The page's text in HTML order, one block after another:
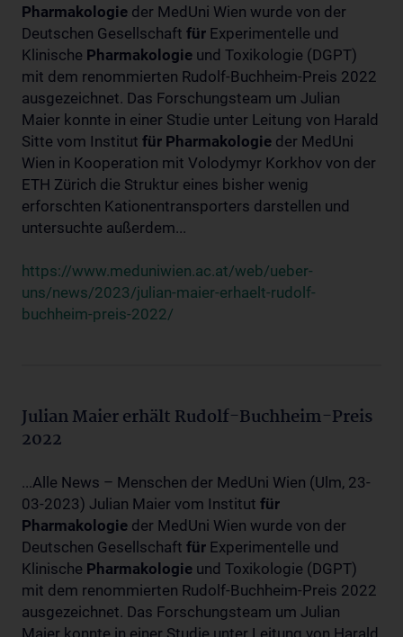
Pharmakologie der MedUni Wien wurde von der
Deutschen Gesellschaft für Experimentelle und
Klinische Pharmakologie und Toxikologie (DGPT)
mit dem renommierten Rudolf-Buchheim-Preis 2022
ausgezeichnet. Das Forschungsteam um Julian
Maier konnte in einer Studie unter Leitung von Harald
Sitte vom Institut für Pharmakologie der MedUni
Wien in Kooperation mit Volodymyr Korkhov von der
ETH Zürich die Struktur eines bisher wenig
erforschten Kationentransporters darstellen und
untersuchte außerdem...
https://www.meduniwien.ac.at/web/ueber-
uns/news/2023/julian-maier-erhaelt-rudolf-
buchheim-preis-2022/
Julian Maier erhält Rudolf-Buchheim-Preis
2022
...Alle News – Menschen der MedUni Wien (Ulm, 23-
03-2023) Julian Maier vom Institut für
Pharmakologie der MedUni Wien wurde von der
Deutschen Gesellschaft für Experimentelle und
Klinische Pharmakologie und Toxikologie (DGPT)
mit dem renommierten Rudolf-Buchheim-Preis 2022
ausgezeichnet. Das Forschungsteam um Julian
Maier konnte in einer Studie unter Leitung von Harald